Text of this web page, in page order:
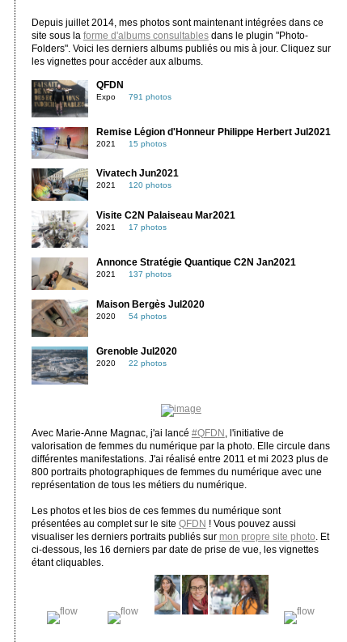
Depuis juillet 2014, mes photos sont maintenant intégrées dans ce
site sous la forme d'albums consultablesdans le plugin "Photo-
Folders". Voici les derniers albums publiés ou mis à jour. Cliquez sur
les vignettes pour accéder aux albums.
QFDN
Expo 791 photos
Remise Légion d'Honneur Philippe Herbert Jul2021
2021 15 photos
Vivatech Jun2021
2021 120 photos
Visite C2N Palaiseau Mar2021
2021 17 photos
Annonce Stratégie Quantique C2N Jan2021
2021 137 photos
Maison Bergès Jul2020
2020 54 photos
Grenoble Jul2020
2020 22 photos
Avec Marie-Anne Magnac, j'ai lancé #QFDN
, l'initiative de
valorisation de femmes du numérique par la photo. Elle circule dans
différentes manifestations. J'ai réalisé entre 2011 et mi 2023 plus de
800 portraits photographiques de femmes du numérique avec une
représentation de tous les métiers du numérique.
Les photos et les bios de ces femmes du numérique sont
présentées au complet sur le site QFDN ! Vous pouvez aussi
visualiser les derniers portraits publiés sur mon propre site photo . Et
ci-dessous, les 16 derniers par date de prise de vue, les vignettes
étant cliquables.